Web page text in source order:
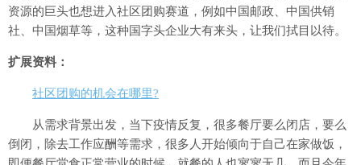
资源的巨头也想进入社区团购赛道，例如中国邮政、中国供销
社、中国烟草等，这种国字头企业大有来头，让我们拭目以待。
扩展资料：
社区团购的机会在哪里?
从需求背景出发，当下疫情反复，很多餐厅要么闭店，要么
倒闭，除去工作应酬等需求，很多人开始倾向于自己在家做饭，